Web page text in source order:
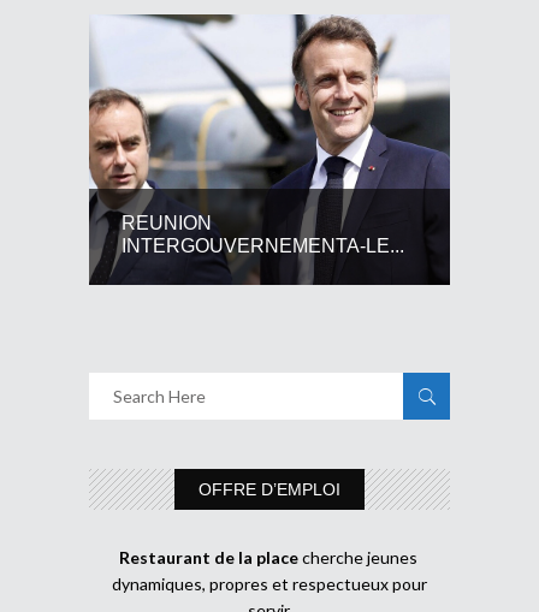
REUNION
INTERGOUVERNEMENTA-LE...
OFFRE D’EMPLOI
Restaurant de la placecherche jeunes
dynamiques, propres et respectueux pour